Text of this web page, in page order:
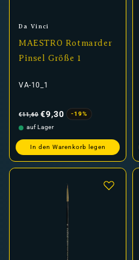
Anbieter:
Da Vinci
MAESTRO Rotmarder
Pinsel Größe 1
VA-10_1
Preis
€11,60 €9,30
-19%
auf Lager
In den Warenkorb legen